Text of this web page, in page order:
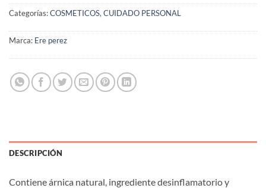
Categorías:COSMETICOS, CUIDADO PERSONAL
Marca: Ere perez
DESCRIPCIÓN
Contiene árnica natural, ingrediente desinflamatorio y